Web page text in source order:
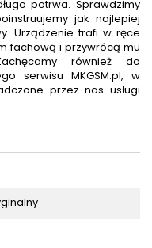
potrwa. Sprawdzimy
jak najlepiej
Urządzenie trafi w ręce
fachową i przywrócą mu
również do
serwisu MKGSM.pl, w
przez nas usługi